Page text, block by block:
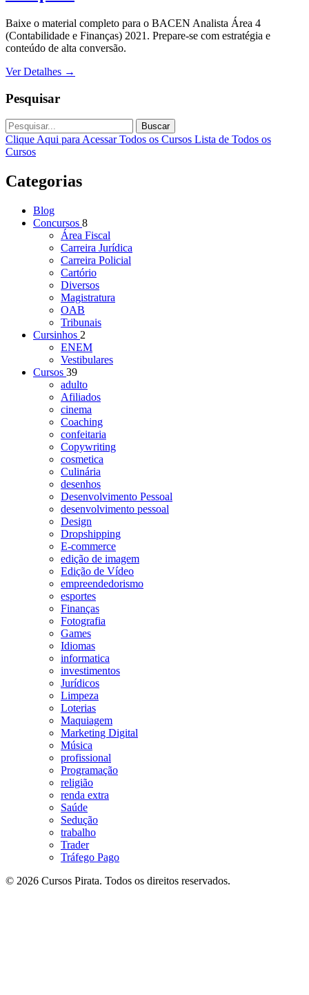
Baixe o material completo para o BACEN Analista Área 4
(Contabilidade e Finanças) 2021. Prepare-se com estratégia e
conteúdo de alta conversão.
Ver Detalhes →
Pesquisar
Buscar
Clique Aqui para Acessar Todos os Cursos Lista de Todos os
Cursos
Categorias
Blog
Concursos 8
Área Fiscal
Carreira Jurídica
Carreira Policial
Cartório
Diversos
Magistratura
OAB
Tribunais
Cursinhos 2
ENEM
Vestibulares
Cursos 39
adulto
Afiliados
cinema
Coaching
confeitaria
Copywriting
cosmetica
Culinária
desenhos
Desenvolvimento Pessoal
desenvolvimento pessoal
Design
Dropshipping
E-commerce
edição de imagem
Edição de Vídeo
empreendedorismo
esportes
Finanças
Fotografia
Games
Idiomas
informatica
investimentos
Jurídicos
Limpeza
Loterias
Maquiagem
Marketing Digital
Música
profissional
Programação
religião
renda extra
Saúde
Sedução
trabalho
Trader
Tráfego Pago
© 2026 Cursos Pirata. Todos os direitos reservados.